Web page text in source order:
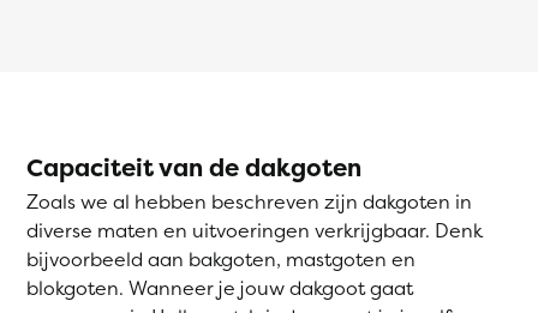
Capaciteit van de dakgoten
Zoals we al hebben beschreven zijn dakgoten in
diverse maten en uitvoeringen verkrijgbaar. Denk
bijvoorbeeld aan bakgoten, mastgoten en
blokgoten. Wanneer je jouw dakgoot gaat